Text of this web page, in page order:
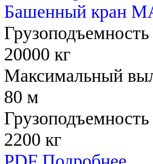
Башенный кран
Грузоподъемность
20000 кг
Максимальный
80 м
2200 кг